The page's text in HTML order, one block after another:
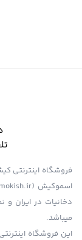
فروشگاه اینترنتی
دخانیات در ایران
میباشد.
این فروشگاه